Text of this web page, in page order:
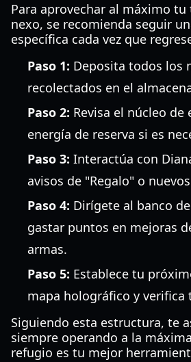
Para aprovechar al máximo
nexo, se recomienda seguir
específica cada vez que
Paso 1: Deposita todos los
recolectados en el
Paso 2: Revisa el núcleo de
energía de reserva si es
Paso 3: Interactúa con
avisos de "Regalo" o
Paso 4: Dirígete al banco
gastar puntos en mejoras
armas.
Paso 5: Establece tu
mapa holográfico y
Siguiendo esta estructura, te
siempre operando a la
refugio es tu mejor